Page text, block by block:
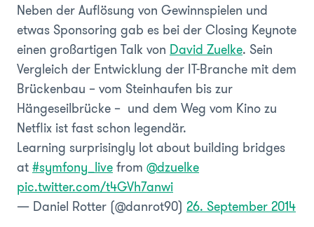
Neben der Auflösung von Gewinnspielen und
etwas Sponsoring gab es bei der Closing Keynote
einen großartigen Talk von David Zuelke. Sein
Vergleich der Entwicklung der IT-Branche mit dem
Brückenbau – vom Steinhaufen bis zur
Hängeseilbrücke – und dem Weg vom Kino zu
Netflix ist fast schon legendär.
Learning surprisingly lot about building bridges
at#symfony_livefrom @dzuelke
pic.twitter.com/t4GVh7anwi
— Daniel Rotter (@danrot90) 26. September 2014